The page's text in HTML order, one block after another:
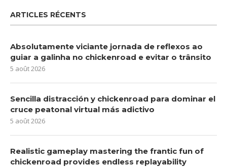
ARTICLES RÉCENTS
Absolutamente viciante jornada de reflexos ao
guiar a galinha no chickenroad e evitar o trânsito
5 août 2026
Sencilla distracción y chickenroad para dominar el
cruce peatonal virtual más adictivo
5 août 2026
Realistic gameplay mastering the frantic fun of
chickenroad provides endless replayability